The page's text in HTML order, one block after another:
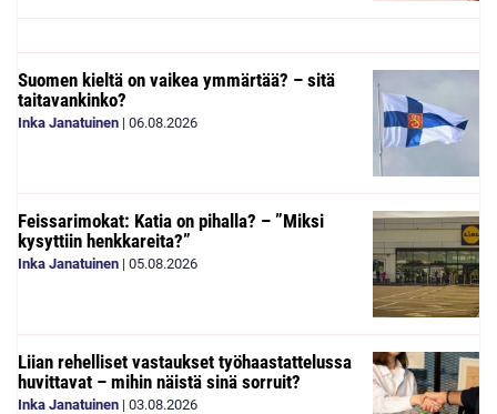
Suomen kieltä on vaikea ymmärtää? – sitä
taitavankinko?
Inka Janatuinen | 06.08.2026
Feissarimokat: Katia on pihalla? – ”Miksi
kysyttiin henkkareita?”
Inka Janatuinen | 05.08.2026
Liian rehelliset vastaukset työhaastattelussa
huvittavat – mihin näistä sinä sorruit?
Inka Janatuinen | 03.08.2026